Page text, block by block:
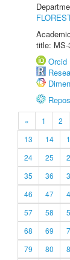
title: MS-
Orcid
« 1 2
13
14
24
25
35
36
46
47
57
58
68
69
79
80